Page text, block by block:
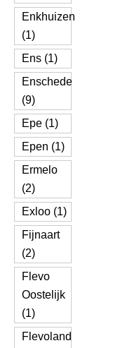
Enkhuizen
(1)
Ens (1)
Enschede
(9)
Epe (1)
Epen (1)
Ermelo
(2)
Exloo (1)
Fijnaart
(2)
Flevo
Oostelijk
(1)
Flevoland